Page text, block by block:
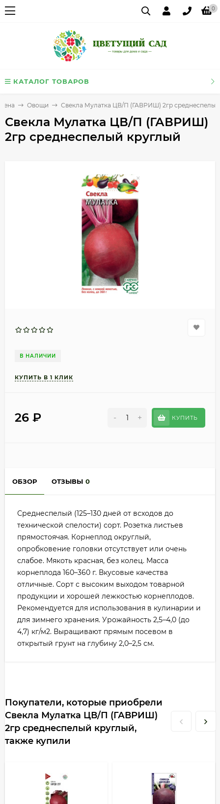
0
КАТАЛОГ ТОВАРОВ
Овощи Свекла Мулатка ЦВ/П (ГАВРИШ) 2гр
Свекла Мулатка ЦВ/П (ГАВРИШ)
2гр среднеспелый круглый
В НАЛИЧИИ
26 ₽ - + КУПИТЬ
ОБЗОР ОТЗЫВЫ 0
Среднеспелый (125–130 дней от всходов до
технической спелости) сорт. Розетка листьев
прямостоячая. Корнеплод округлый,
опробковение головки отсутствует или очень
слабое. Мякоть красная, без колец. Масса
корнеплода 160–360 г. Вкусовые качества
отличные. Сорт с высоким выходом товарной
продукции и хорошей лежкостью корнеплодов.
Рекомендуется для использования в кулинарии и
для зимнего хранения. Урожайность 2,5–4,0 (до
4,7) кг/м2. Выращивают прямым посевом в
открытый грунт на глубину 2,0–2,5 см.
Покупатели, которые приобрели
Свекла Мулатка ЦВ/П (ГАВРИШ)
2гр среднеспелый круглый,
также купили